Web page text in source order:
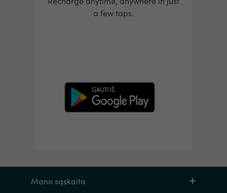
a few taps.
Mano sąskaita